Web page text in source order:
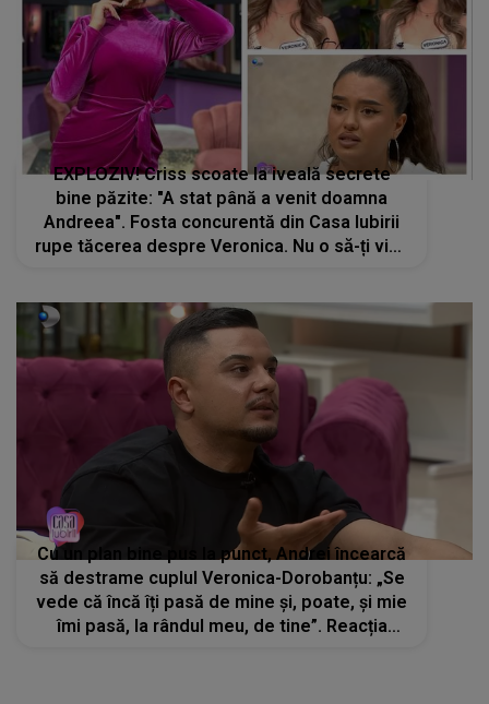
EXPLOZIV! Criss scoate la iveală secrete
bine păzite: "A stat până a venit doamna
Andreea". Fosta concurentă din Casa Iubirii
rupe tăcerea despre Veronica. Nu o să-ți vină
Cu un plan bine pus la punct, Andrei încearcă
să destrame cuplul Veronica-Dorobanțu: „Se
vede că încă îți pasă de mine și, poate, și mie
îmi pasă, la rândul meu, de tine”. Reacția